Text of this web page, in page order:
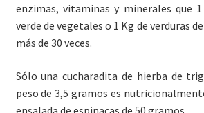
enzimas, vitaminas y minerales que
verde de vegetales o 1 Kg de verduras
más de 30 veces.
Sólo una cucharadita de hierba de
peso de 3,5 gramos es